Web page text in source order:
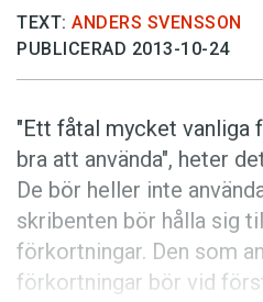
Artiklar
Skrivtips
Bokrecensioner
Kviss
Podden
TEXT: ANDERS SVENSSON
PUBLICERAD 2013-10-24
"Ett fåtal mycket vanliga
bra att använda", heter
De bör heller inte
skribenten bör hålla sig
förkortningar. Den som
förkortningar bör vid